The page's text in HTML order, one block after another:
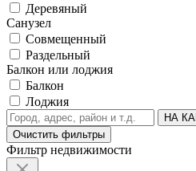
Деревяный
Санузел
Совмещенный
Раздельный
Балкон или лоджия
Балкон
Лоджия
НА
Очистить фильтры
Фильтр недвижимости